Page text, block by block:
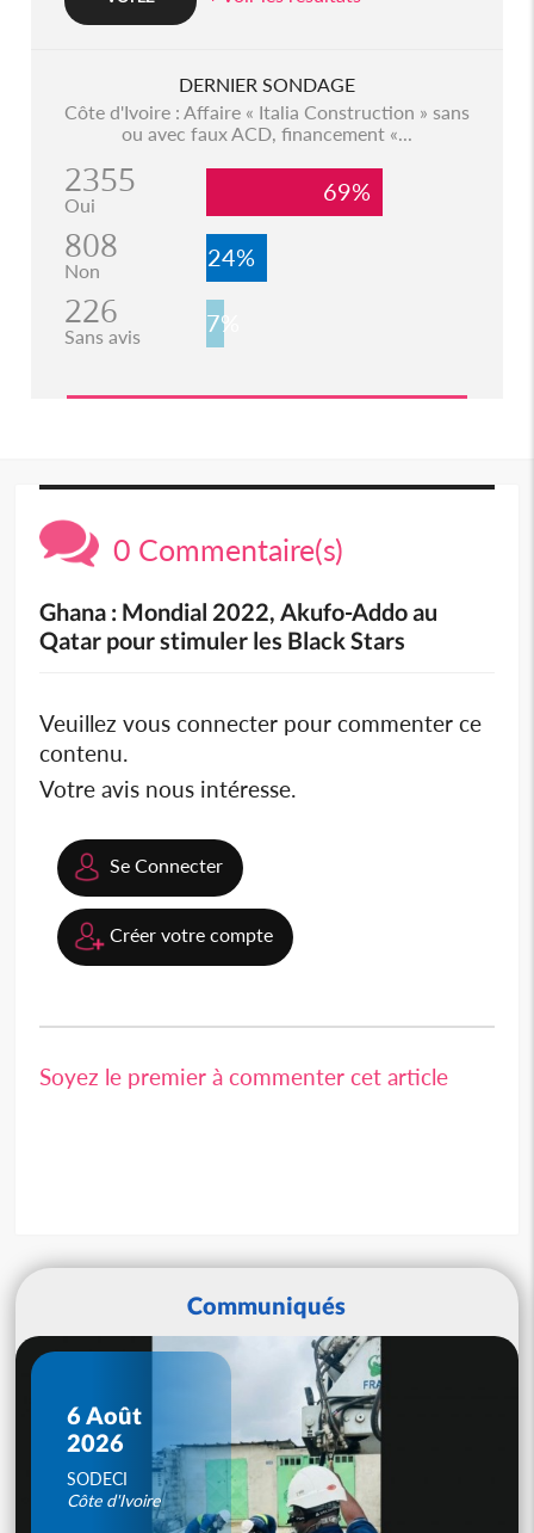
DERNIER SONDAGE
Côte d'Ivoire : Affaire « Italia Construction » sans
ou avec faux ACD, financement «...
2355
Oui 69%
808
Non 24%
226
Sans avis 7%
0 Commentaire(s)
Ghana : Mondial 2022, Akufo-Addo au
Qatar pour stimuler les Black Stars
Veuillez vous connecter pour commenter ce
contenu.
Votre avis nous intéresse.
Se Connecter
Créer votre compte
Soyez le premier à commenter cet article
Communiqués
6 Août
2026
SODECI
Côte d'Ivoire